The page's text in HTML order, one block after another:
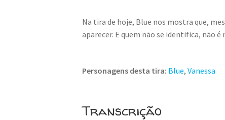
Na tira de hoje, Blue nos mostra que,
aparecer. E quem não se identifica, não é
Personagens desta tira: Blue,Vanessa
Transcrição